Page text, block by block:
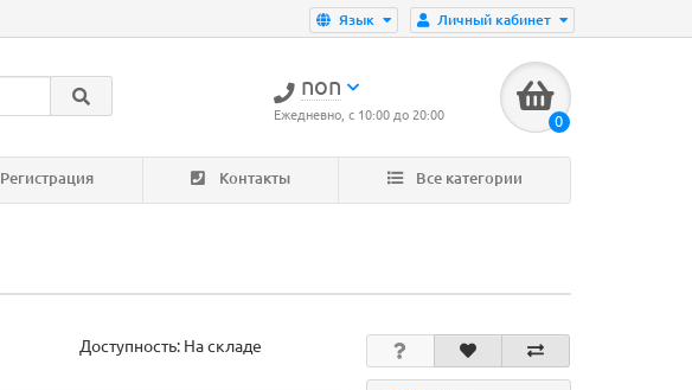
Личный кабинет
Язык
non
Ежедневно, с 10:00 до 20:00 0
Регистрация Контакты Все категории
Доступность: На складе